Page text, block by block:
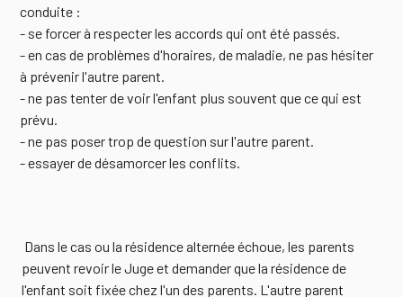
conduite :
- se forcer à respecter les accords qui ont été passés.
- en cas de problèmes d'horaires, de maladie, ne pas hésiter
à prévenir l'autre parent.
- ne pas tenter de voir l'enfant plus souvent que ce qui est
prévu.
- ne pas poser trop de question sur l'autre parent.
- essayer de désamorcer les conflits.
Dans le cas ou la résidence alternée échoue, les parents
peuvent revoir le Juge et demander que la résidence de
l'enfant soit fixée chez l'un des parents. L'autre parent